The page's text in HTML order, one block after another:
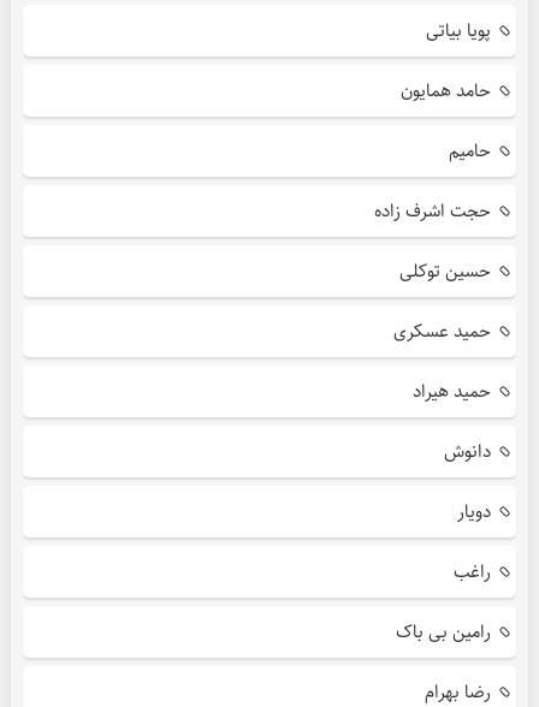
پویا بیاتی
حامد همایون
حامیم
حجت اشرف زاده
حسین توکلی
حمید عسکری
حمید هیراد
دانوش
دویار
راغب
رامین بی باک
رضا بهرام